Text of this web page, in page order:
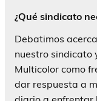
¿Qué sindicato
Debatimos
nuestro sindicato
Multicolor como
dar respuesta a